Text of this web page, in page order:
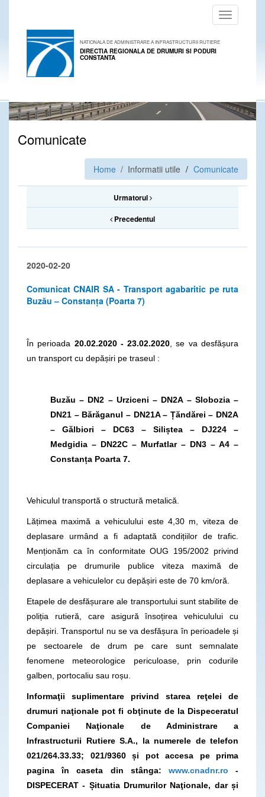
Toggle
navigation
NATIONALA DE ADMINISTRARE A INFRASTRUCTURII RUTIERE
DIRECTIA REGIONALA DE DRUMURI SI PODURI
CONSTANTA
Comunicate
Home / Informatii utile Comunicate
Urmatorul
Precedentul
2020-02-20
Comunicat CNAIR SA - Transport agabaritic pe ruta
Buzău – Constanța (Poarta 7)
În perioada 20.02.2020 - 23.02.2020 , se va desfășura
un transport cu depășiri pe traseul :
Buzău – DN2 – Urziceni – DN2A – Slobozia –
DN21 – Bărăganul – DN21A – Țăndărei – DN2A
– Gălbiori – DC63 – Siliștea – DJ224 –
Medgidia – DN22C – Murfatlar – DN3 – A4 –
Constanța Poarta 7.
Vehiculul transportă o structură metalică.
Lățimea maximă a vehiculului este 4,30 m, viteza de
deplasare urmând a fi adaptată condițiilor de trafic.
Menționăm ca în conformitate OUG 195/2002 privind
circulația pe drumurile publice viteza maximă de
deplasare a vehiculelor cu depășiri este de 70 km/oră.
Etapele de desfășurare ale transportului sunt stabilite de
poliția rutieră, care asigură însoțirea vehiculului cu
depășiri. Transportul nu se va desfășura în perioadele și
pe sectoarele de drum pe care sunt semnalate
fenomene meteorologice periculoase, prin codurile
galben, portocaliu sau roșu.
Informaţii suplimentare privind starea reţelei de
drumuri naţionale pot fi obţinute de la Dispeceratul
Companiei Naţionale de Administrare a
Infrastructurii Rutiere S.A., la numerele de telefon
021/264.33.33; 021/9360 și pot accesa pe prima
pagina în caseta din stânga: www.cnadnr.ro -
DISPECERAT - Șituatia Drumurilor Naţionale, dar și